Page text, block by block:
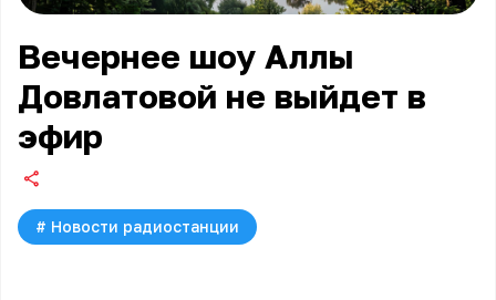
Вечернее шоу Аллы
Довлатовой не выйдет в
эфир
# Новости радиостанции